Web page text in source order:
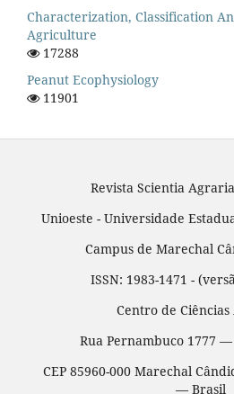
Characterization, Classification
Agriculture
17288
Peanut Ecophysiology
11901
Revista Scientia
Unioeste - Universidade
Campus de Marechal
ISSN: 1983-1471 -
Centro de
Rua Pernambuco 1777 —
CEP 85960-000 Marechal
— Brasil